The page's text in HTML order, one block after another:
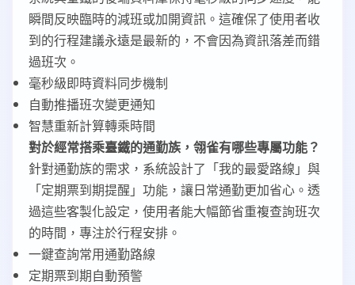
瞬間反映臨時的減班或加開資訊。這確保了使用者收
到的行程建議永遠是最新的，不會因為資訊落差而錯
過班次。
毫秒級即時資料同步機制
自動推播班次變更通知
智慧重新計算轉乘時間
對於經常搭乘臺鐵的通勤族，翎雀有哪些專屬功能？
針對通勤族的需求，系統設計了「我的最愛路線」與
「定期票到期提醒」功能，讓日常通勤更加省心。透
過這些客製化設定，使用者能大幅節省重複查詢班次
的時間，專注於行程安排。
一鍵查詢常用通勤路線
定期票到期自動預警